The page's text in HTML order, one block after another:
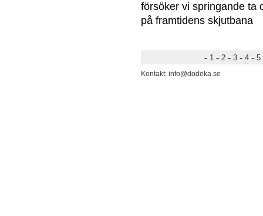
försöker vi springande ta
på framtidens skjutbana
-1 -2 -3 -4 -5
Kontakt: info@dodeka.se